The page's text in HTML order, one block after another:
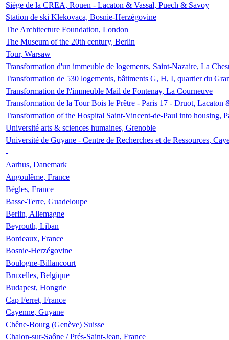
Siège de la CREA, Rouen - Lacaton & Vassal, Puech & Savoy
Station de ski Klekovaca, Bosnie-Herzégovine
The Architecture Foundation, London
The Museum of the 20th century, Berlin
Tour, Warsaw
Transformation d'un immeuble de logements, Saint-Nazaire, La
Transformation de 530 logements, bâtiments G, H, I, quartier du
Transformation de l\'immeuble Mail de Fontenay, La Courneuve
Transformation de la Tour Bois le Prêtre - Paris 17 - Druot, Lacaton
Transformation of the Hospital Saint-Vincent-de-Paul into housing,
Université arts & sciences humaines, Grenoble
Université de Guyane - Centre de Recherches et de Ressources,
-
Aarhus, Danemark
Angoulême, France
Bègles, France
Basse-Terre, Guadeloupe
Berlin, Allemagne
Beyrouth, Liban
Bordeaux, France
Bosnie-Herzégovine
Boulogne-Billancourt
Bruxelles, Belgique
Budapest, Hongrie
Cap Ferret, France
Cayenne, Guyane
Chêne-Bourg (Genève) Suisse
Chalon-sur-Saône / Prés-Saint-Jean, France